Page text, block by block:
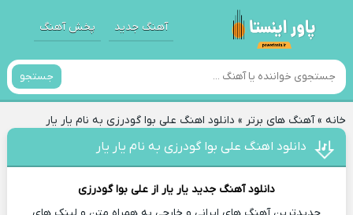
آهنگ جدید پخش آهنگ
جستجو
خانه»آهنگ های برتر » دانلود اهنگ علی بوا گودرزی به نام یار یار
دانلود اهنگ علی بوا گودرزی به نام یار یار
دانلود آهنگ جدید یار یار از علی بوا گودرزی